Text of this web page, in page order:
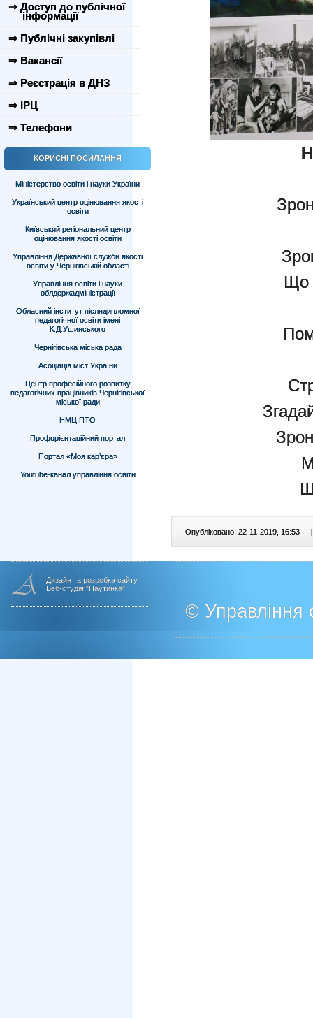
⇒ Доступ до публічної
інформації
⇒ Публічні закупівлі
⇒ Вакансії
⇒ Реєстрація в ДНЗ
⇒ ІРЦ
⇒ Телефони
КОРИСНІ ПОСИЛАННЯ
Міністерство освіти і науки України
Український центр оцінювання якості
освіти
Київський регіональний центр
оцінювання якості освіти
Управління Державної служби якості
освіти у Чернігівській області
Управління освіти і науки
облдержадміністрації
Обласний інститут післядипломної
педагогічної освіти імені
К.Д.Ушинського
Чернігівська міська рада
Асоціація міст України
Центр професійного розвитку
педагогічних працівників Чернігівської
міської ради
НМЦ ПТО
Профорієнтаційний портал
Портал «Моя кар’єра»
Youtube-канал управління освіти
Що
Опубліковано: 22-11-2019, 16:53 |
Дизайн та розробка сайту
Веб-студія "Паутинка"
© Управління